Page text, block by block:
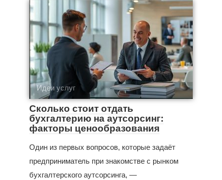
Идеи услуг
Сколько стоит отдать
бухгалтерию на аутсорсинг:
факторы ценообразования
Один из первых вопросов, которые задаёт
предприниматель при знакомстве с рынком
бухгалтерского аутсорсинга, —